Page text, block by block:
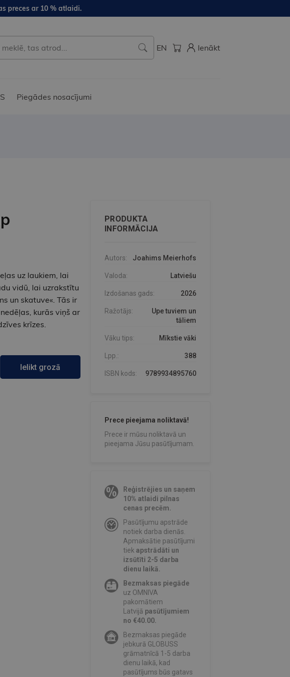
preces ar 10 % atlaidi.
EN Ienākt
Piegādes nosacījumi
uz laukiem, lai
vidū, lai uzrakstītu
un skatuve«. Tās ir
kurās viņš ar
krīzes.
Ielikt grozā
PRODUKTA
INFORMĀCIJA
Autors: Joahims Meierhofs
Valoda: Latviešu
Izdošanas gads: 2026
Ražotājs:
Upe tuviem un
tāliem
Vāku tips: Mīkstie vāki
Lpp.: 388
ISBN kods: 9789934895760
Prece pieejama noliktavā!
Prece ir mūsu noliktavā un
pieejama Jūsu pasūtījumam.
Reģistrējies un saņem
10% atlaidi pilnas
cenas precēm.
Pasūtījumu apstrāde
notiek darba dienās.
Apmaksātie pasūtījumi
tiekapstrādāti un
izsūtīti 2-5 darba
dienu laikā.
Bezmaksas piegāde
uz OMNIVA
pakomātiem
Latvijā pasūtījumiem
no €40.00.
Bezmaksas piegāde
jebkurā GLOBUSS
grāmatnīcā 1-5 darba
dienu laikā, kad
pasūtījums būs gatavs